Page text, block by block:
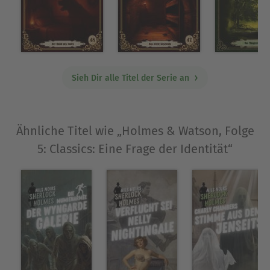
auch Science Fiction und Gedichtbände verfasst.
Er starb 1930 in seinem Haus in Sussex.
Ausblenden
Sieh Dir alle Titel der Serie an
Ähnliche Titel wie „Holmes & Watson, Folge
5: Classics: Eine Frage der Identität“